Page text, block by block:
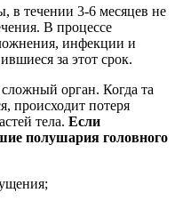
в течении 3-6 месяцев не
В процессе
инфекции и
за этот срок.
орган. Когда та
происходит потеря
тела. Если
полушария головного